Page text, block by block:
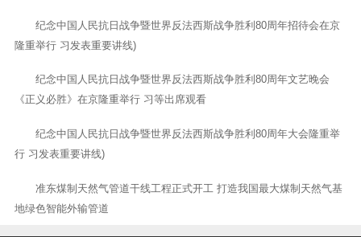
纪念中国人民抗日战争暨世界反法西斯战争胜利80周年招待会在京
隆重举行 习发表重要讲线)
纪念中国人民抗日战争暨世界反法西斯战争胜利80周年文艺晚会
《正义必胜》在京隆重举行 习等出席观看
纪念中国人民抗日战争暨世界反法西斯战争胜利80周年大会隆重举
行 习发表重要讲线)
准东煤制天然气管道干线工程正式开工 打造我国最大煤制天然气基
地绿色智能外输管道